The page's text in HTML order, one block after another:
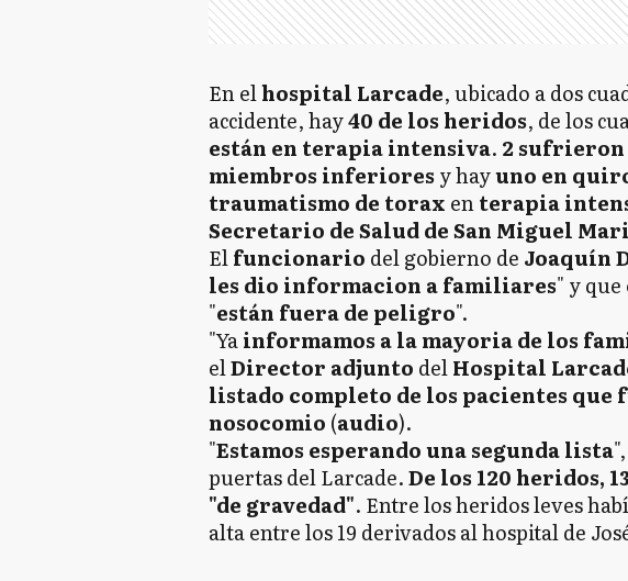
En elhospital Larcade, ubicado a dos
accidente, hay40 de los heridos, de los
están en terapia intensiva. 2 sufrieron
miembros inferiores y hayuno en
traumatismo de torax enterapia
Secretario de Salud de San Miguel
Elfuncionario del gobierno de Joaquín
les dio informacion a familiares" y
"están fuera de peligro".
"Yainformamos a la mayoria de los
elDirector adjunto delHospital
listado completo de los pacientes que
nosocomio (audio).
"Estamos esperando una segunda lista
puertas del Larcade.De los 120 heridos,
"de gravedad". Entre los heridos leves
alta entre los 19 derivados al hospital de